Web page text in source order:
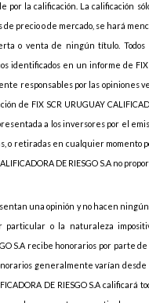
por la calificación. La calificación
de precio o de mercado, se hará
o venta de ningún título. Todos
identificados en un informe de FIX
responsables por las opiniones
de FIX SCR URUGUAY
a los inversores por el
o retiradas en cualquier momento
DE RIESGO S.A no
una opinión y no hacen
o la naturaleza
S.A recibe honorarios por parte
generalmente varían desde
DE RIESGO S.A